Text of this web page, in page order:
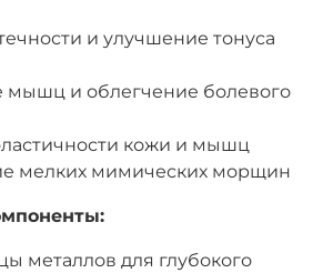
и улучшение тонуса
мышц и облегчение болевого
кожи и мышц
мелких мимических морщин
металлов для глубокого